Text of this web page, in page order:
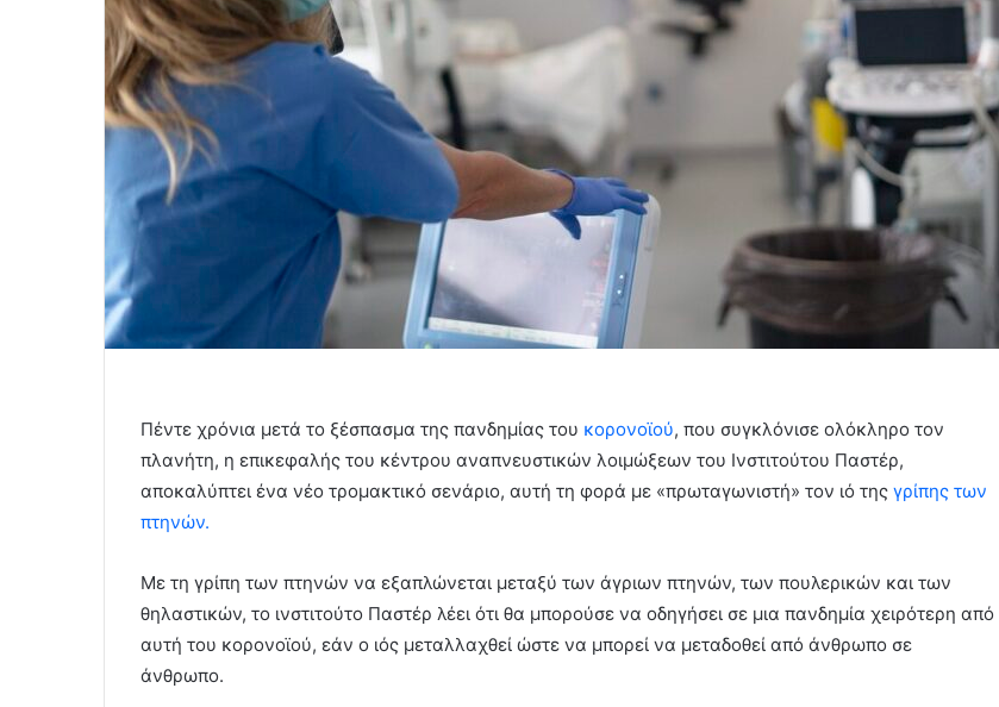
Πέντε χρόνια μετά το ξέσπασμα της πανδημίας του κορονοϊού, που συγκλόνισε ολόκληρο τον
πλανήτη, η επικεφαλής του κέντρου αναπνευστικών λοιμώξεων του Ινστιτούτου Παστέρ,
αποκαλύπτει ένα νέο τρομακτικό σενάριο, αυτή τη φορά με «πρωταγωνιστή» τον ιό της γρίπης των
πτηνών.
Με τη γρίπη των πτηνών να εξαπλώνεται μεταξύ των άγριων πτηνών, των πουλερικών και των
θηλαστικών, το ινστιτούτο Παστέρ λέει ότι θα μπορούσε να οδηγήσει σε μια πανδημία χειρότερη από
αυτή του κορονοϊού, εάν ο ιός μεταλλαχθεί ώστε να μπορεί να μεταδοθεί από άνθρωπο σε
άνθρωπο.